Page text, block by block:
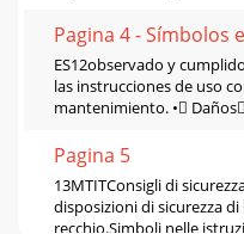
Pagina 4 - Símbolos
ES12observado y
las instrucciones de uso
mantenimiento. •
Pagina 5
13MTITConsigli di
disposizioni di sicurezza di
recchio.Simboli nelle